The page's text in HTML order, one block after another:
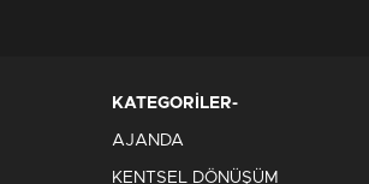
KATEGORİLER-
AJANDA
KENTSEL DÖNÜŞÜM